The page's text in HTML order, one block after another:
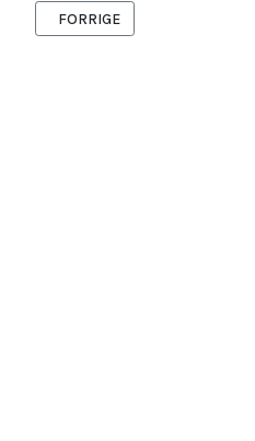
FORRIGE ARTIKKEL:
FORRIGE